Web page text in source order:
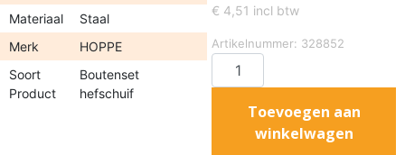
Materiaal
Staal
Merk
HOPPE
Soort
Product
Boutenset
hefschuif
€ 4,51 incl btw
Artikelnummer: 328852
Toevoegen aan
winkelwagen